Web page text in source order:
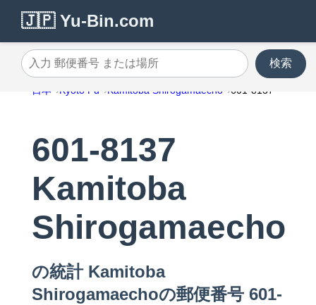
🇯🇵 Yu-Bin.com
入力 郵便番号 または場所
検索
日本 Kyoto Fu Kamitoba Shirogamaecho 601-8137
601-8137
Kamitoba
Shirogamaecho
の統計 Kamitoba
Shirogamaechoの郵便番号 601-